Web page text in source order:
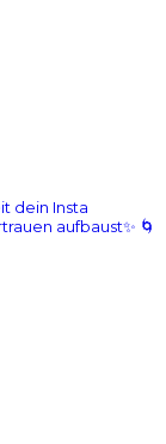
dein Insta
aufbaust✨ 🌀